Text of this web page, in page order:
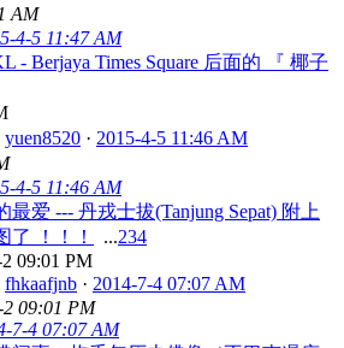
AM
4-5 11:47 AM
- Berjaya Times Square 后面的 『 椰子
yuen8520 · 2015-4-5 11:46 AM
4-5 11:46 AM
最爱 --- 丹戎士拔(Tanjung Sepat) 附上
了 ！！！
...234
09:01 PM
fhkaafjnb · 2014-7-4 07:07 AM
2 09:01 PM
7-4 07:07 AM